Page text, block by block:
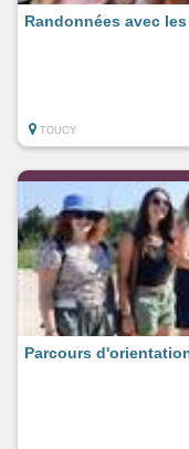
Randonnées avec
TOUCY
Parcours